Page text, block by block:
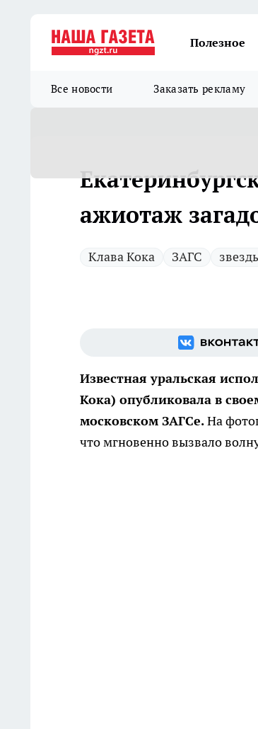
Полезное
Все новости Заказать рекламу
ажиотаж
Клава Кока ЗАГС
Известная уральская
Кока) опубликовала в
московском ЗАГСе.На
что мгновенно вызвало